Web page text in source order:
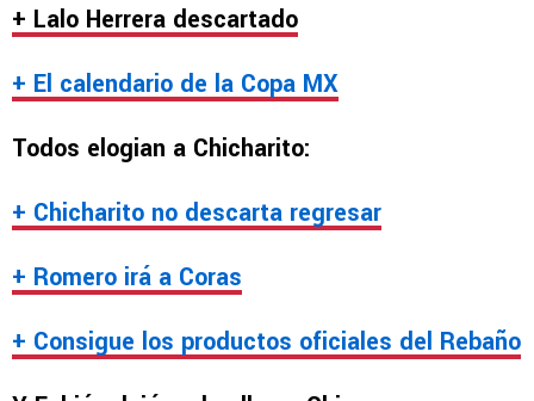
+ Lalo Herrera descartado
+ El calendario de la Copa MX
Todos elogian a Chicharito:
+ Chicharito no descarta regresar
+ Romero irá a Coras
+ Consigue los productos oficiales del Rebaño